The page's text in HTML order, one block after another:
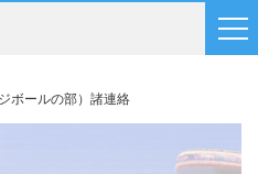
ボールの部）諸連絡